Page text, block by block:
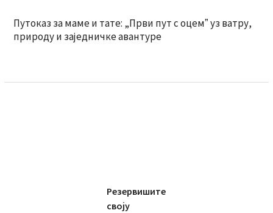
Путоказ за маме и тате: „Први пут с оцемˮ уз ватру,
природу и заједничке авантуре
Резервишите
своју